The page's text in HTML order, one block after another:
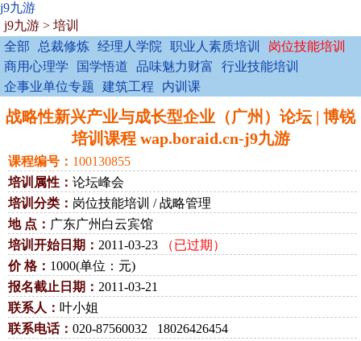
j9九游
j9九游 > 培训
全部
总裁修炼 经理人学院 职业人素质培训
岗位技能培训
商用心理学
国学悟道 品味魅力财富
行业技能培训
企事业单位专题
建筑工程 内训课
战略性新兴产业与成长型企业（广州）论坛 | 博锐
培训课程 wap.boraid.cn-j9九游
课程编号： 100130855
培训属性： 论坛峰会
培训分类： 岗位技能培训 / 战略管理
地 点： 广东广州白云宾馆
培训开始日期： 2011-03-23
（已过期）
价 格： 1000(单位：元)
报名截止日期： 2011-03-21
联系人： 叶小姐
联系电话： 020-87560032 18026426454